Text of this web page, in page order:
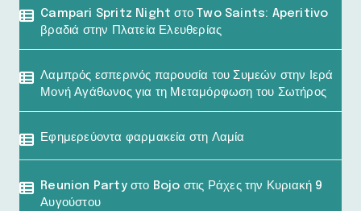
Campari Spritz Night στο Two Saints: Aperitivo
βραδιά στην Πλατεία Ελευθερίας
Λαμπρός εσπερινός παρουσία του Συμεών στην Ιερά
Μονή Αγάθωνος για τη Μεταμόρφωση του Σωτήρος
Εφημερεύοντα φαρμακεία στη Λαμία
Reunion Party στο Bojo στις Ράχες την Κυριακή 9
Αυγούστου